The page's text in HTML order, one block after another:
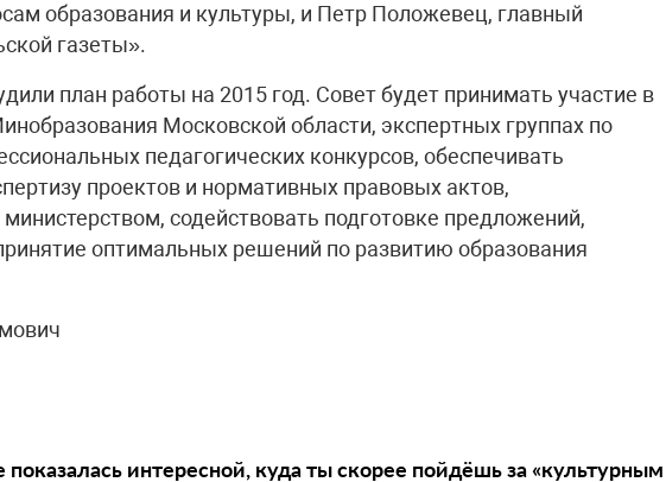
образования и культуры, и Петр Положевец, главный
газеты».
план работы на 2015 год. Совет будет принимать участие в
Московской области, экспертных группах по
педагогических конкурсов, обеспечивать
проектов и нормативных правовых актов,
содействовать подготовке предложений,
оптимальных решений по развитию образования
показалась интересной, куда ты скорее пойдёшь за «культурным